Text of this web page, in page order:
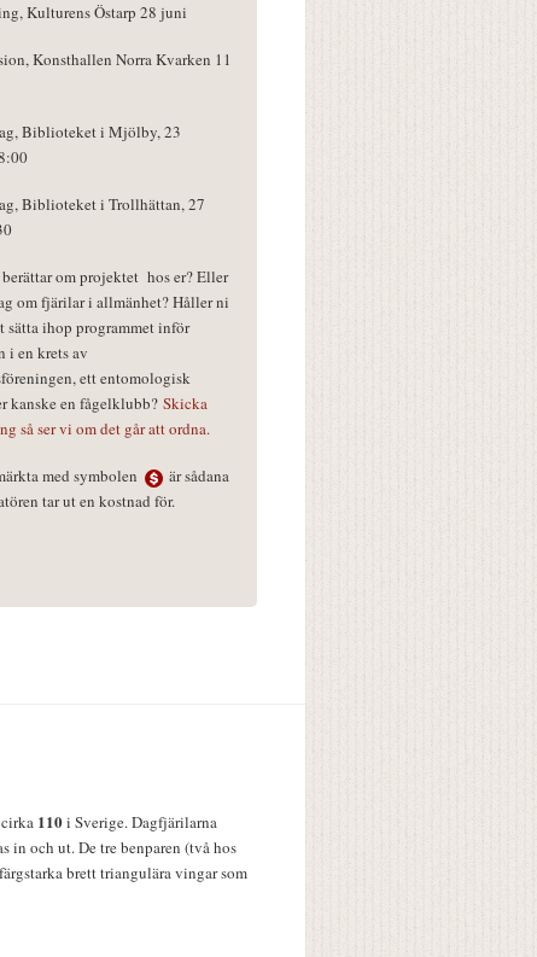
Kulturens Östarp 28 juni
Konsthallen Norra Kvarken 11
Biblioteket i Mjölby, 23
Biblioteket i Trollhättan, 27
om projektet hos er? Eller
om fjärilar i allmänhet? Håller ni
sätta ihop programmet inför
i en krets av
ett entomologisk
kanske en fågelklubb? Skicka
så ser vi om det går att ordna.
med symbolen
är sådana
tar ut en kostnad för.
110i Sverige. Dagfjärilarna
in och ut. De tre benparen (två hos
brett triangulära vingar som